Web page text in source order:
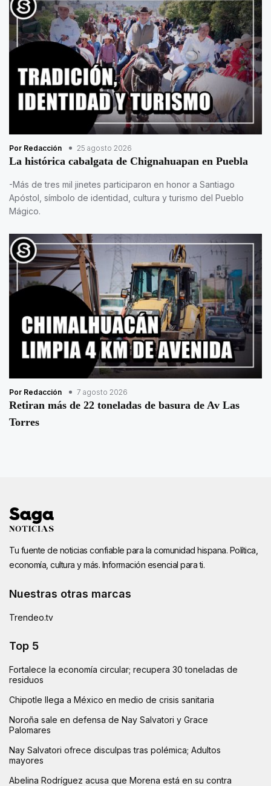
Por Redacción 25 agosto 2026
La histórica cabalgata de Chignahuapan en Puebla
-Más de tres mil jinetes participaron en honor a Santiago
Apóstol, símbolo de identidad, cultura y turismo del Pueblo
Mágico.
Por Redacción 7 agosto 2026
Retiran más de 22 toneladas de basura de Av Las
Torres
Tu fuente de noticias confiable para la comunidad hispana. Política,
economía, cultura y más. Información esencial para ti.
Nuestras otras marcas
Trendeo.tv
Top 5
Fortalece la economía circular; recupera 30 toneladas de
residuos
Chipotle llega a México en medio de crisis sanitaria
Noroña sale en defensa de Nay Salvatori y Grace
Palomares
Nay Salvatori ofrece disculpas tras polémica; Adultos
mayores
Abelina Rodríguez acusa que Morena está en su contra